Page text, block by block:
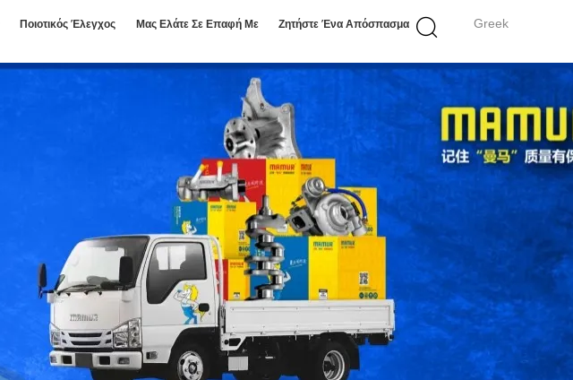
Greek
Ποιοτικός Έλεγχος Μας Ελάτε Σε Επαφή Με Ζητήστε Ένα Απόσπασμα